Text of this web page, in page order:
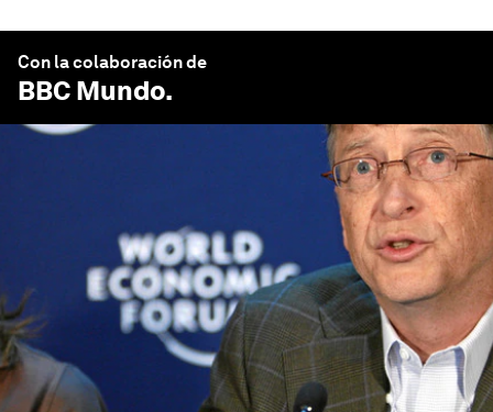
Con la colaboración de
BBC Mundo.